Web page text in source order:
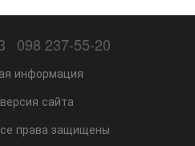
098 237-55-20
информация
сайта
права защищены